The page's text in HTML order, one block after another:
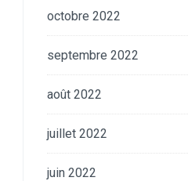
octobre 2022
septembre 2022
août 2022
juillet 2022
juin 2022